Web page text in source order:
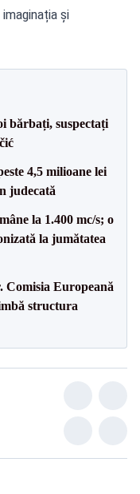
și
bărbați, suspectați
4,5 milioane lei
judecată
la 1.400 mc/s; o
la jumătatea
Comisia Europeană
structura